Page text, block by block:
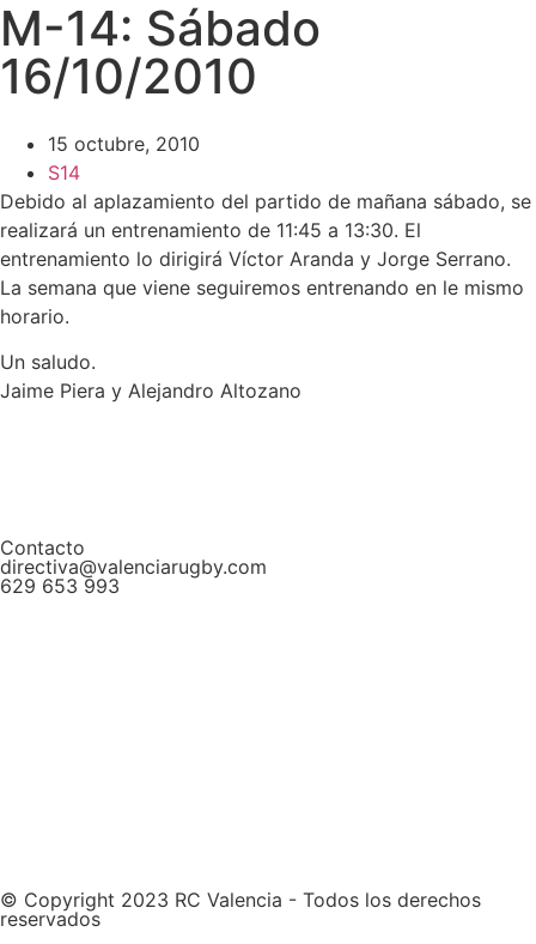
M-14: Sábado
16/10/2010
15 octubre, 2010
S14
Debido al aplazamiento del partido de mañana sábado, se
realizará un entrenamiento de 11:45 a 13:30. El
entrenamiento lo dirigirá Víctor Aranda y Jorge Serrano.
La semana que viene seguiremos entrenando en le mismo
horario.
Un saludo.
Jaime Piera y Alejandro Altozano
Contacto
directiva@valenciarugby.com
629 653 993
© Copyright 2023 RC Valencia - Todos los derechos
reservados